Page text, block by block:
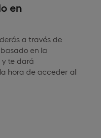
en
a través de
en la
te dará
hora de acceder al